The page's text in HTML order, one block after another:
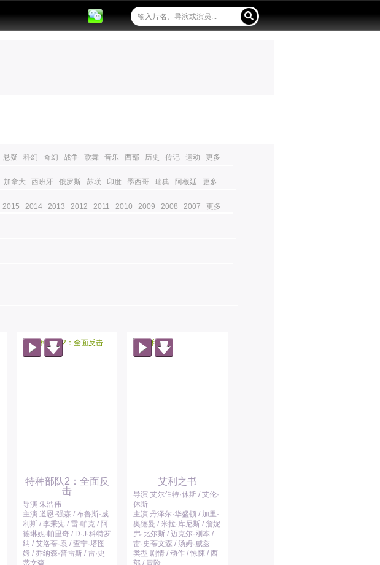
悬疑 科幻 奇幻 战争 歌舞 音乐 西部 历史 传记 运动 更多
加拿大 西班牙 俄罗斯 苏联 印度 墨西哥 瑞典 阿根廷 更多
2015 2014 2013 2012 2011 2010 2009 2008 2007 更多
特种部队2：全面反
击
导演 朱浩伟
主演 道恩·强森 / 布鲁斯·威
利斯 / 李秉宪 / 雷·帕克 / 阿
德琳妮·帕里奇 / D·J·科特罗
纳 / 艾洛蒂·袁 / 查宁·塔图
姆 / 乔纳森·普雷斯 / 雷·史
艾利之书
导演 艾尔伯特·休斯 / 艾伦·
休斯
主演 丹泽尔·华盛顿 / 加里·
奥德曼 / 米拉·库尼斯 / 詹妮
弗·比尔斯 / 迈克尔·刚本 /
雷·史蒂文森 / 汤姆·威兹
类型 剧情 / 动作 / 惊悚 / 西